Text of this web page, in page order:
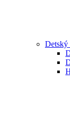
Detský